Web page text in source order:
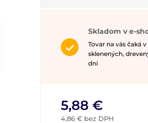
Skladom v e-
Tovar na vás čaká
sklenených,
dni
5,88 €
4,86 € bez DPH